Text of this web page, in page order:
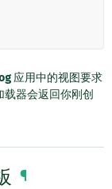
应用中的视图要求
载器会返回你刚创
¶